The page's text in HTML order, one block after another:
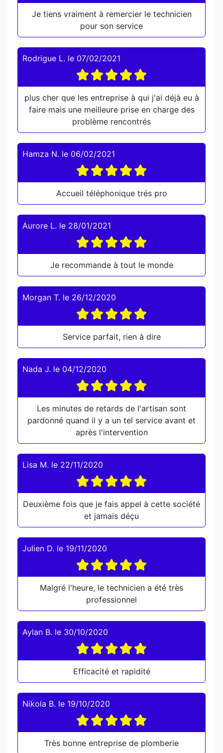
Je tiens vraiment à remercier le technicien
pour son service
Rodrigue L. le 07/02/2021
plus cher que les entreprise à qui j'ai déjà eu à
faire mais une meilleure prise en charge des
problème rencontrés
Hamza N. le 06/02/2021
Accueil téléphonique trés pro
Aurore L. le 28/01/2021
Je recommande à tout le monde
Morgan T. le 26/12/2020
Service parfait, rien à dire
Nada J. le 04/12/2020
Les minutes de retards de l'artisan sont
pardonné quand il y a un tel service avant et
après l'intervention
Lisa M. le 22/11/2020
Deuxième fois que je fais appel à cette société
et jamais déçu
Julien D. le 19/11/2020
Malgré l'heure, le technicien a été très
professionnel
Aylan B. le 30/10/2020
Efficacité et rapidité
Nikola B. le 19/10/2020
Très bonne entreprise de plomberie